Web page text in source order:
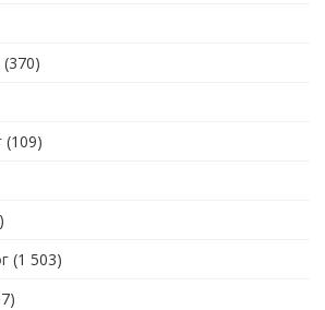
(370)
(109)
(1 503)